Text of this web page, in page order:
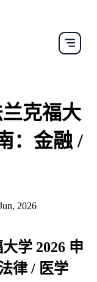
克福大
：金融 /
2026
学 2026 申
律 / 医学